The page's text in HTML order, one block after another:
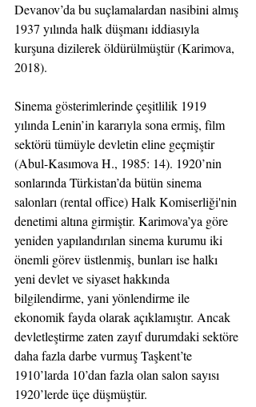
Devanov’da bu suçlamalardan nasibini almış
1937 yılında halk düşmanı iddiasıyla
kurşuna dizilerek öldürülmüştür (Karimova,
2018).
Sinema gösterimlerinde çeşitlilik 1919
yılında Lenin’in kararıyla sona ermiş, film
sektörü tümüyle devletin eline geçmiştir
(Abul-Kasımova H., 1985: 14). 1920’nin
sonlarında Türkistan’da bütün sinema
salonları (rental office) Halk Komiserliği'nin
denetimi altına girmiştir. Karimova’ya göre
yeniden yapılandırılan sinema kurumu iki
önemli görev üstlenmiş, bunları ise halkı
yeni devlet ve siyaset hakkında
bilgilendirme, yani yönlendirme ile
ekonomik fayda olarak açıklamıştır. Ancak
devletleştirme zaten zayıf durumdaki sektöre
daha fazla darbe vurmuş Taşkent’te
1910’larda 10’dan fazla olan salon sayısı
1920’lerde üçe düşmüştür.